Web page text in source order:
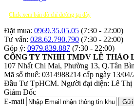
Click xem bản đồ chỉ đường tại đây
Đặt mua: 0969.35.05.05 (7:30 - 22:00)
Tư vấn: 028.62.790.790 (7:30 - 22:00)
Góp ý: 0979.839.887 (7:30 - 22:00)
CÔNG TY TNHH TMDV LÊ THẢO
107 Nhất Chi Mai, Phường 13, Q.Tân
Mã số thuế: 0314988214 cấp ngày 13/
Đầu Tư TpHCM. Người đại diện: Lê
Giám Đốc
E-mail
Gửi